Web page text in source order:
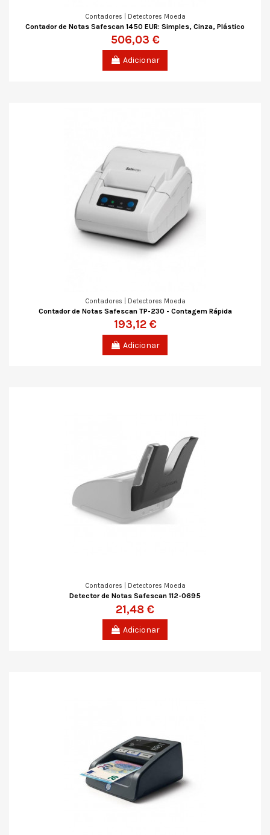
Contadores | Detectores Moeda
Contador de Notas Safescan 1450 EUR: Simples, Cinza, Plástico
506,03 €
Adicionar
Contadores | Detectores Moeda
Contador de Notas Safescan TP-230 - Contagem Rápida
193,12 €
Adicionar
Contadores | Detectores Moeda
Detector de Notas Safescan 112-0695
21,48 €
Adicionar